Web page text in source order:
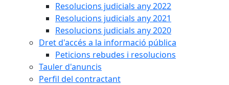
Resolucions judicials any 2022
Resolucions judicials any 2021
Resolucions judicials any 2020
Dret d'accés a la informació pública
Peticions rebudes i resolucions
Tauler d'anuncis
Perfil del contractant